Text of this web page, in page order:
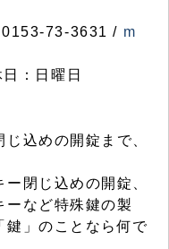
73-3631 / m
：日曜日
込めの開錠まで、
閉じ込めの開錠、
ーなど特殊鍵の製
鍵」のことなら何で